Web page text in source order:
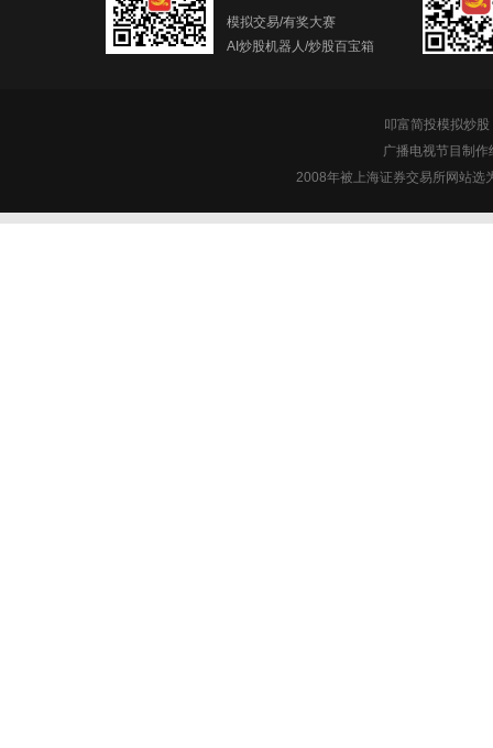
模拟交易/有奖大赛
AI炒股机器人/炒股百宝箱
叩富简投模拟炒
广播电视节目制
2008年被上海证券交易所网站选